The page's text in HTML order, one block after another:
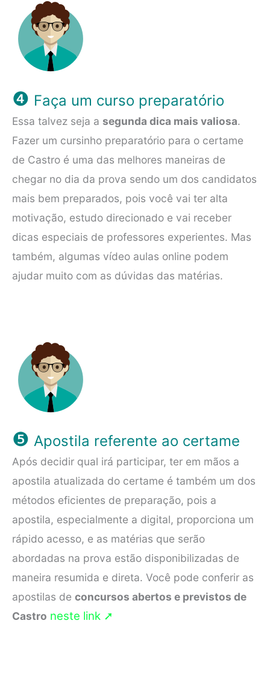
❹ Faça um curso preparatório
Essa talvez seja a segunda dica mais valiosa.
Fazer um cursinho preparatório para o certame
de Castro é uma das melhores maneiras de
chegar no dia da prova sendo um dos candidatos
mais bem preparados, pois você vai ter alta
motivação, estudo direcionado e vai receber
dicas especiais de professores experientes. Mas
também, algumas vídeo aulas online podem
ajudar muito com as dúvidas das matérias.
❺ Apostila referente ao certame
Após decidir qual irá participar, ter em mãos a
apostila atualizada do certame é também um dos
métodos eficientes de preparação, pois a
apostila, especialmente a digital, proporciona um
rápido acesso, e as matérias que serão
abordadas na prova estão disponibilizadas de
maneira resumida e direta. Você pode conferir as
apostilas de concursos abertos e previstos de
Castro neste link ➚